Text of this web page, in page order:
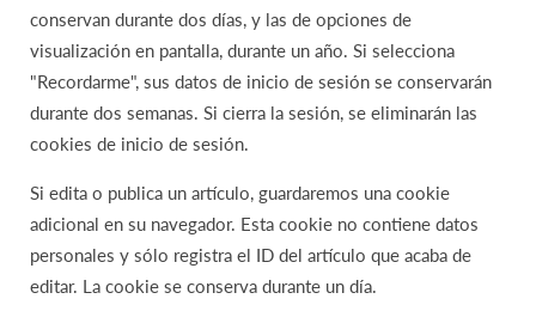
conservan durante dos días, y las de opciones de
visualización en pantalla, durante un año. Si selecciona
"Recordarme", sus datos de inicio de sesión se conservarán
durante dos semanas. Si cierra la sesión, se eliminarán las
cookies de inicio de sesión.
Si edita o publica un artículo, guardaremos una cookie
adicional en su navegador. Esta cookie no contiene datos
personales y sólo registra el ID del artículo que acaba de
editar. La cookie se conserva durante un día.